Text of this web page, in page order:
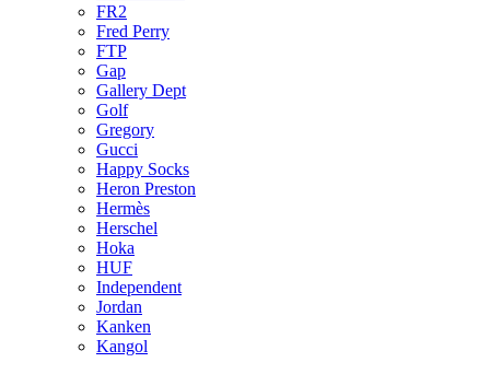
FR2
Fred Perry
FTP
Gap
Gallery Dept
Golf
Gregory
Gucci
Happy Socks
Heron Preston
Hermès
Hersсhel
Hoka
HUF
Independent
Jordan
Kanken
Kangol